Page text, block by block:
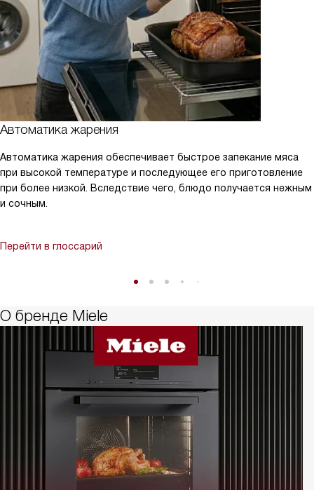
Автоматика жарения
Автоматика жарения обеспечивает быстрое запекание мяса
при высокой температуре и последующее его приготовление
при более низкой. Вследствие чего, блюдо получается нежным
и сочным.
Перейти в глоссарий
О бренде Miele